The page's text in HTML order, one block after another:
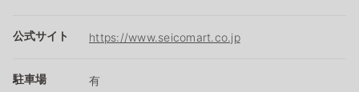
公式サイト https://www.seicomart.co.jp
駐車場 有